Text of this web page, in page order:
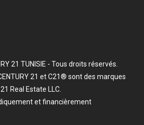
21 TUNISIE - Tous droits réservés.
21 et C21® sont des marques
Real Estate LLC.
et financièrement